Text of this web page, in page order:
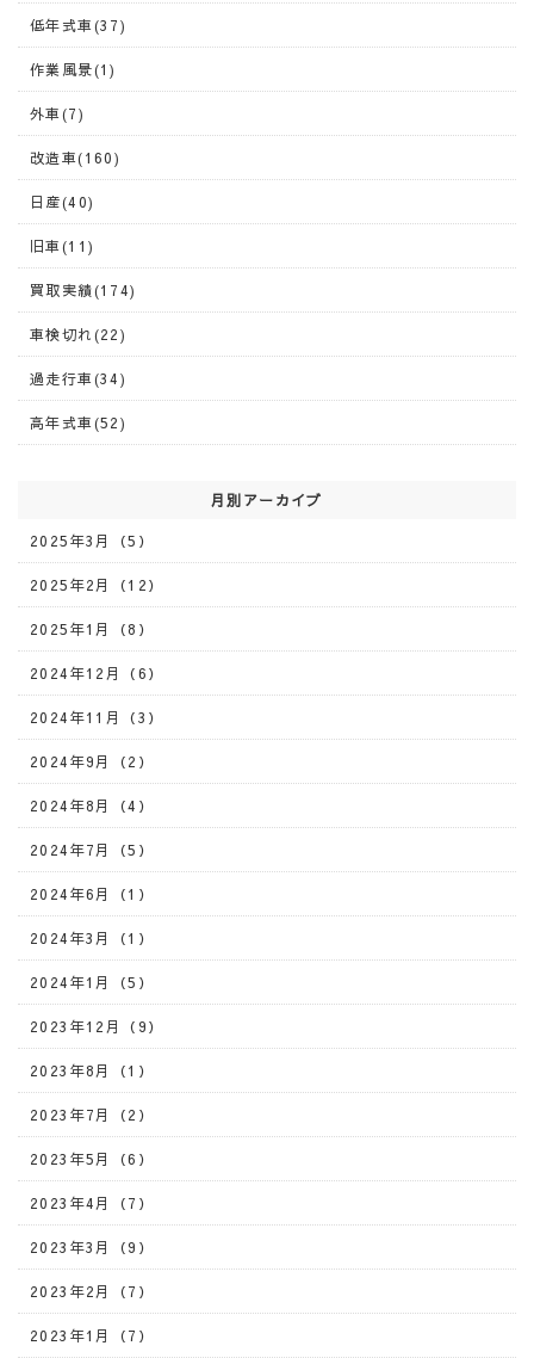
低年式車(37)
作業風景(1)
外車(7)
改造車(160)
日産(40)
旧車(11)
買取実績(174)
車検切れ(22)
過走行車(34)
高年式車(52)
月別アーカイブ
2025年3月（5）
2025年2月（12）
2025年1月（8）
2024年12月（6）
2024年11月（3）
2024年9月（2）
2024年8月（4）
2024年7月（5）
2024年6月（1）
2024年3月（1）
2024年1月（5）
2023年12月（9）
2023年8月（1）
2023年7月（2）
2023年5月（6）
2023年4月（7）
2023年3月（9）
2023年2月（7）
2023年1月（7）